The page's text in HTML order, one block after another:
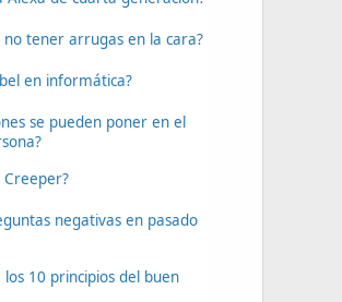
tener arrugas en la cara?
en informática?
se pueden poner en el
negativas en pasado
los 10 principios del buen